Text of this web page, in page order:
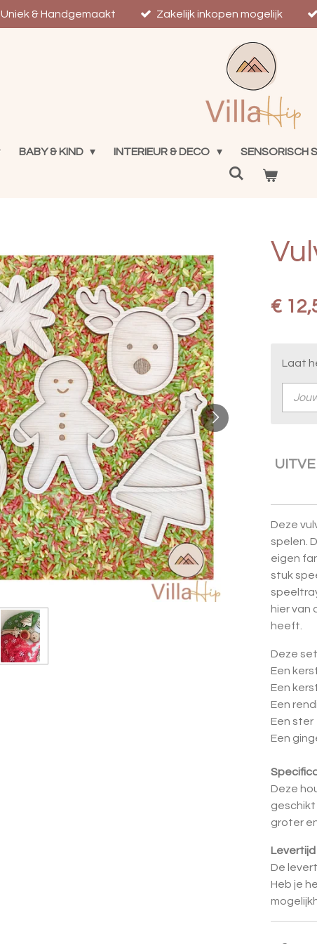
Uniek & Handgemaakt Zakelijk inkopen mogelijk
BABY & KIND INTERIEUR & DECO SENSORISCH
€
Laat
Deze
spelen.
eigen
stuk
hier van
heeft.
Deze
Een
Een
Een
Een ster
Een
Deze
geschikt
groter
Levertijd
De
Heb je